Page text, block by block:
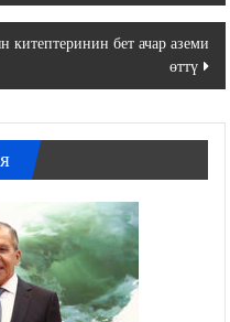
бет ачар аземи
өттү